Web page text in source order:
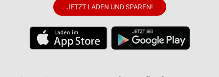
JETZT LADEN UND SPAREN!
personalisierter Werbung
von Inhalten
Verwendung von Profilen zur Auswahl